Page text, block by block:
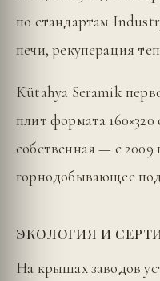
по стандартам
печи, рекуперация
Kütahya Seramik
плит формата
собственная — с 2009
горнодобывающее
ЭКОЛОГИЯ И
На крышах заводов